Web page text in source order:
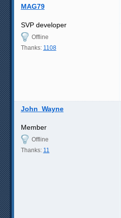
MAG79
SVP developer
Offline
Thanks: 1108
John_Wayne
Member
Offline
Thanks: 11